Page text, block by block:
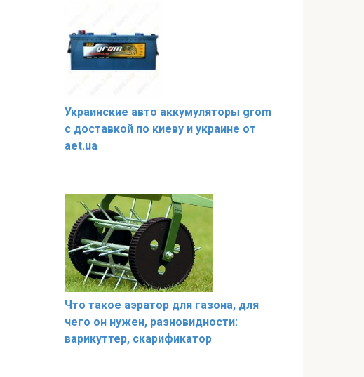
Украинские авто аккумуляторы grom
с доставкой по киеву и украине от
aet.ua
Что такое аэратор для газона, для
чего он нужен, разновидности:
варикуттер, скарификатор